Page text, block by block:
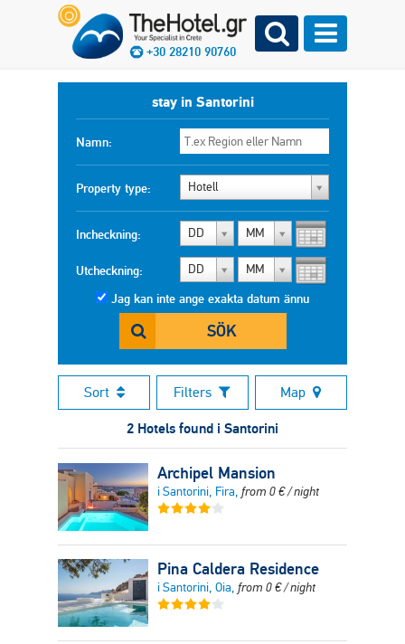
+30 28210 90760
stay in Santorini
Namn:
Property type: Hotell
Incheckning: DD MM
Utcheckning: DD MM
Jag kan inte ange exakta datum ännu
SÖK
Sort Filters Map
2 Hotels found i Santorini
Archipel Mansion
i Santorini, Fira, from 0€/ night
Pina Caldera Residence
i Santorini, Oia, from 0€/ night